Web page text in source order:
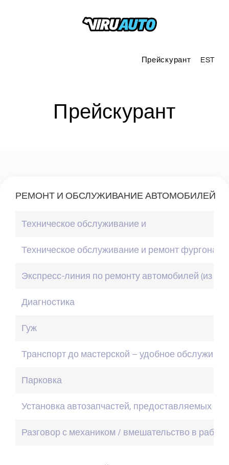
Прейскурант EST
Прейскурант
РЕМОНТ И ОБСЛУЖИВАНИЕ АВТОМОБИЛЕЙ
Техническое обслуживание и
Техническое обслуживание и ремонт фургона /
Экспресс-линия по ремонту автомобилей (из
Диагностика
Гуж
Транспорт до мастерской – удобное
Парковка
Установка автозапчастей, предоставляемых
Разговор с механиком / вмешательство в